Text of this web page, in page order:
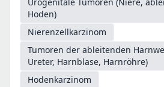
Hoden)
Nierenzellkarzinom
Tumoren der ableitenden
Ureter, Harnblase, Harnröhre)
Hodenkarzinom